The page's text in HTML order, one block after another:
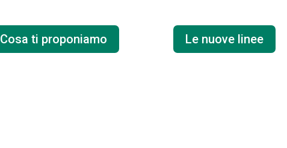
Cosa ti proponiamo Le nuove linee